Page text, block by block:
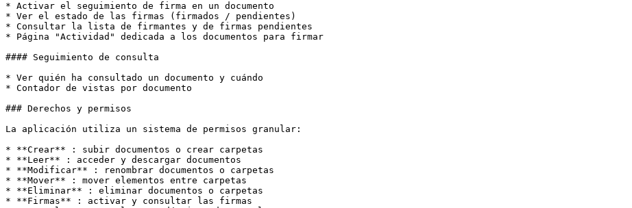
* Activar el seguimiento de firma en un documento
* Ver el estado de las firmas (firmados / pendientes)
* Consultar la lista de firmantes y de firmas pendientes
* Página "Actividad" dedicada a los documentos para firmar
#### Seguimiento de consulta
* Ver quién ha consultado un documento y cuándo
* Contador de vistas por documento
### Derechos y permisos
La aplicación utiliza un sistema de permisos granular:
* **Crear** : subir documentos o crear carpetas
* **Leer** : acceder y descargar documentos
* **Modificar** : renombrar documentos o carpetas
* **Mover** : mover elementos entre carpetas
* **Eliminar** : eliminar documentos o carpetas
* **Firmas** : activar y consultar las firmas